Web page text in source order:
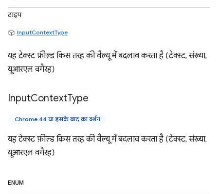
टाइप
InputContextType
यह टेक्स्ट फ़ील्ड किस तरह की वैल्यू में बदलाव करता है (टेक्स्ट, संख्या,
यूआरएल वगैरह)
InputContextType
Chrome 44 या इसके बाद का वर्शन
यह टेक्स्ट फ़ील्ड किस तरह की वैल्यू में बदलाव करता है (टेक्स्ट, संख्या,
यूआरएल वगैरह)
ENUM